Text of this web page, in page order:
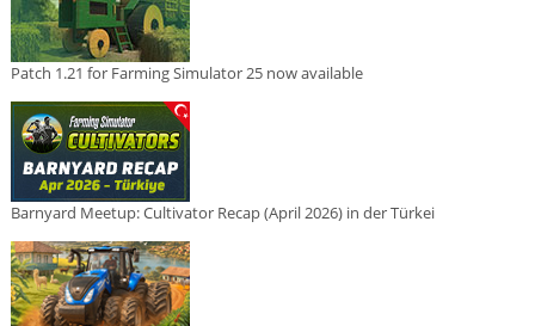
Patch 1.21 for Farming Simulator 25 now available
Barnyard Meetup: Cultivator Recap (April 2026) in der Türkei